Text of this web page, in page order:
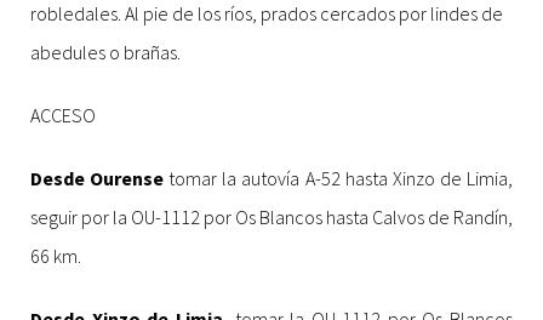
robledales. Al pie de los ríos, prados cercados por lindes de
abedules o brañas.
ACCESO
Desde Ourense tomar la autovía A-52 hasta Xinzo de Limia,
seguir por la OU-1112 por Os Blancos hasta Calvos de Randín,
66 km.